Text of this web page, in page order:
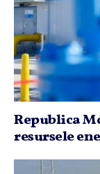
Republica
resursele